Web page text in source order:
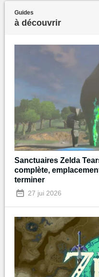
Guides
à découvrir
Sanctuaires Zelda
complète,
terminer
27 jui 2026